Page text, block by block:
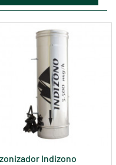
Indizono